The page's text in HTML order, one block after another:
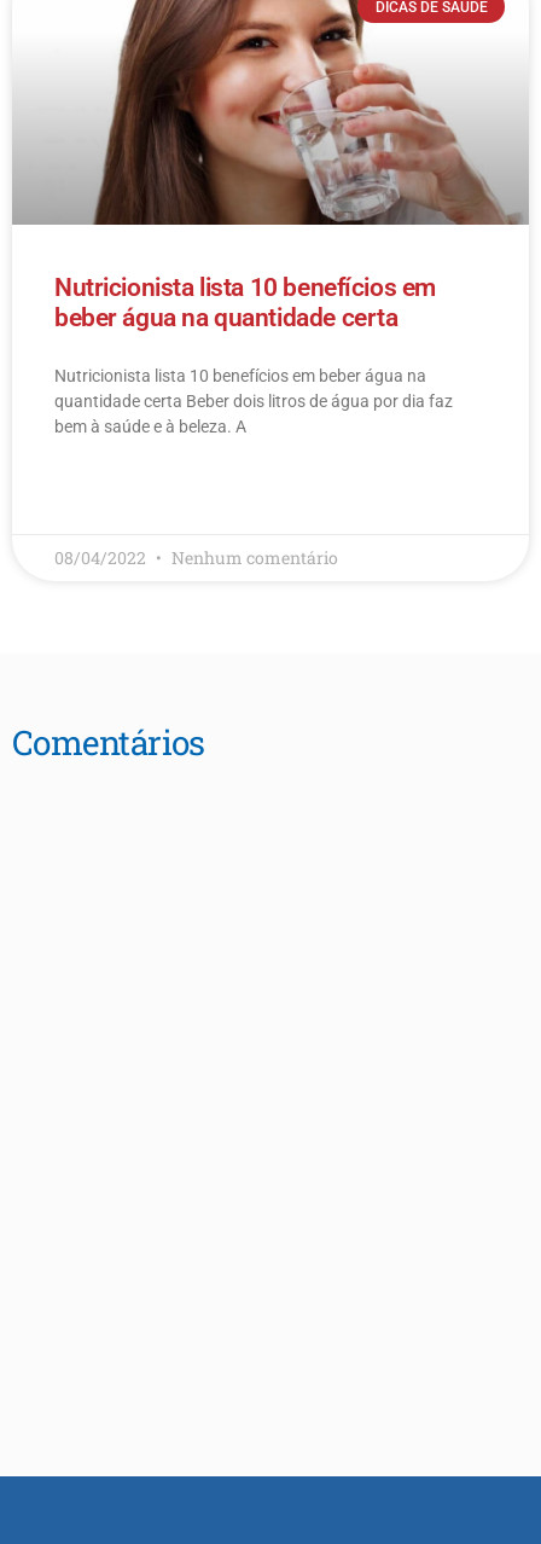
DICAS DE SAÚDE
Nutricionista lista 10 benefícios em
beber água na quantidade certa
Nutricionista lista 10 benefícios em beber água na
quantidade certa Beber dois litros de água por dia faz
bem à saúde e à beleza. A
08/04/2022 Nenhum comentário
Comentários